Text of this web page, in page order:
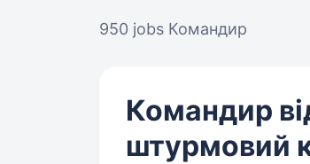
950 jobs Командир
Командир
штурмовий